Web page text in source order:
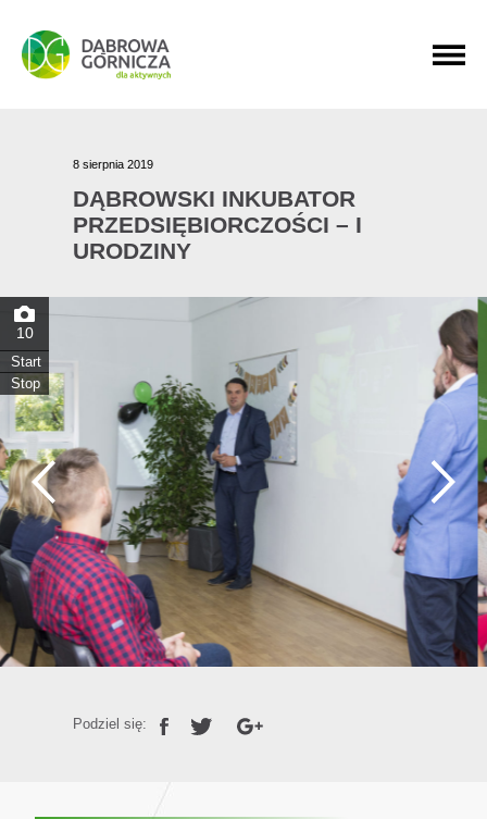
PRZEJDŹ DO MENU GŁÓWNEGO
PRZEJDŹ DO WYSZUKIWARKI
PRZEJDŹ DO TREŚCI
8 sierpnia 2019
DĄBROWSKI INKUBATOR
PRZEDSIĘBIORCZOŚCI – I
URODZINY
10
Start
Stop
Podziel się: